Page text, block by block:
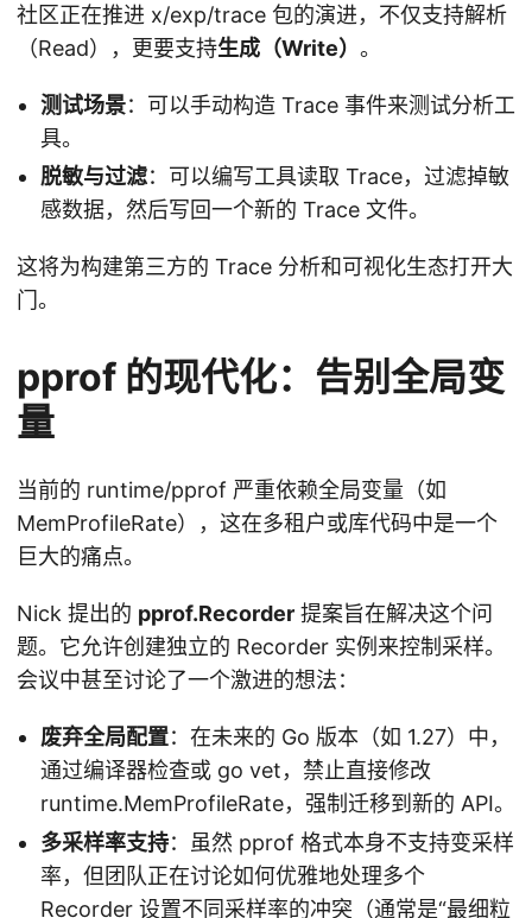
社区正在推进 x/exp/trace 包的演进，不仅支持解析
（Read），更要支持生成（Write） 。
测试场景：可以手动构造 Trace 事件来测试分析工
具。
脱敏与过滤：可以编写工具读取 Trace，过滤掉敏
感数据，然后写回一个新的 Trace 文件。
这将为构建第三方的 Trace 分析和可视化生态打开大
门。
pprof 的现代化：告别全局变
量
当前的 runtime/pprof 严重依赖全局变量（如
MemProfileRate），这在多租户或库代码中是一个
巨大的痛点。
Nick 提出的 pprof.Recorder 提案旨在解决这个问
题。它允许创建独立的 Recorder 实例来控制采样。
会议中甚至讨论了一个激进的想法：
废弃全局配置：在未来的 Go 版本（如 1.27）中，
通过编译器检查或 go vet，禁止直接修改
runtime.MemProfileRate，强制迁移到新的 API。
多采样率支持：虽然 pprof 格式本身不支持变采样
率，但团队正在讨论如何优雅地处理多个
Recorder 设置不同采样率的冲突（通常是“最细粒